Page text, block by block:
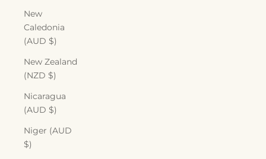
New
Caledonia
(AUD $)
New Zealand
(NZD $)
Nicaragua
(AUD $)
Niger (AUD
$)